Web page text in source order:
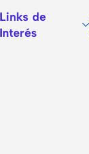
Links de
Interés